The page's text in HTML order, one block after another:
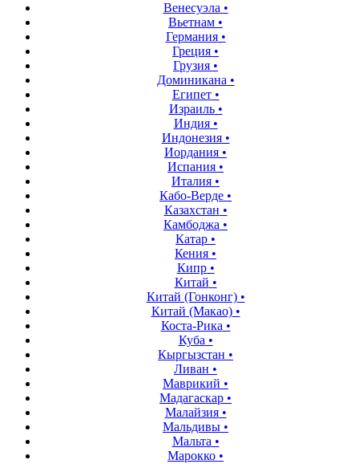
Венесуэла •
Вьетнам •
Германия•
Греция •
Грузия •
Доминикана •
Египет•
Израиль•
Индия•
Индонезия•
Иордания •
Испания •
Италия •
Кабо-Верде •
Казахстан •
Камбоджа •
Катар •
Кения •
Кипр•
Китай •
Китай (Гонконг)•
Китай (Макао)•
Коста-Рика •
Куба •
Кыргызстан •
Ливан •
Маврикий •
Мадагаскар •
Малайзия•
Мальдивы •
Мальта •
Марокко •